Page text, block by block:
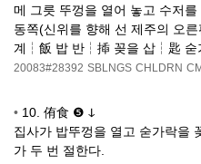
메 그릇 뚜껑을 열어 놓고 수저
동쪽(신위를 향해 선 제주의 오
계┆飯 밥 반┆揷 꽂을 삽┆匙 숟
20083#28392 SBLNGS CHLDRN
• 10. 侑食 ❺ ↆ
집사가 밥뚜껑을 열고 숟가락을
가 두 번 절한다.